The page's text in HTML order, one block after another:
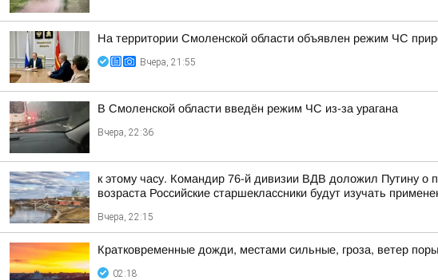
На территории Смоленской области объявлен режим ЧС
Вчера, 21:55
В Смоленской области введён режим ЧС из-за урагана
Вчера, 22:36
к этому часу. Командир 76-й дивизии ВДВ доложил Путину о
возраста Российские старшеклассники будут изучать
Вчера, 22:15
Кратковременные дожди, местами сильные, гроза, ветер
02:18